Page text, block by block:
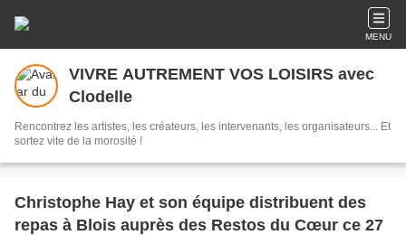
MENU
VIVRE AUTREMENT VOS LOISIRS avec
Clodelle
Rencontrez les artistes, les créateurs, les intervenants, les organisateurs... Et
sortez vite de la morosité !
Christophe Hay et son équipe distribuent des
repas à Blois auprès des Restos du Cœur ce 27